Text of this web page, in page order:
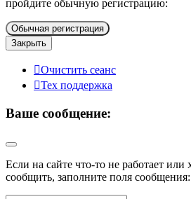
пройдите обычную регистрацию:
Обычная регистрация
Закрыть
Очистить сеанс
Тех поддержка
Ваше сообщение:
Если на сайте что-то не работает или
сообщить, заполните поля сообщения: